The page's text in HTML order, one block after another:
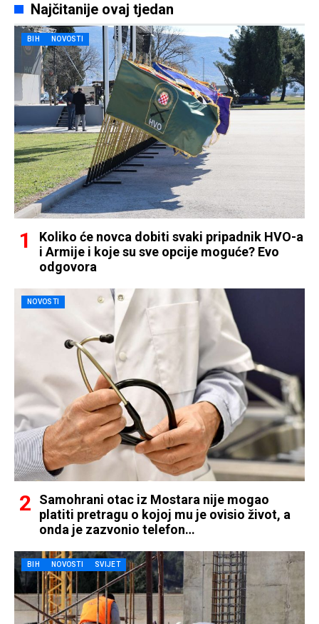
Najčitanije ovaj tjedan
BIH NOVOSTI
Koliko će novca dobiti svaki pripadnik HVO-a
i Armije i koje su sve opcije moguće? Evo
odgovora
NOVOSTI
Samohrani otac iz Mostara nije mogao
platiti pretragu o kojoj mu je ovisio život, a
onda je zazvonio telefon…
BIH NOVOSTI SVIJET